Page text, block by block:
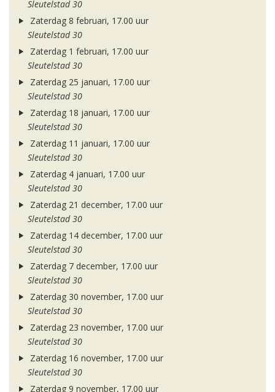
Sleutelstad 30
Zaterdag 8 februari, 17.00 uur
Sleutelstad 30
Zaterdag 1 februari, 17.00 uur
Sleutelstad 30
Zaterdag 25 januari, 17.00 uur
Sleutelstad 30
Zaterdag 18 januari, 17.00 uur
Sleutelstad 30
Zaterdag 11 januari, 17.00 uur
Sleutelstad 30
Zaterdag 4 januari, 17.00 uur
Sleutelstad 30
Zaterdag 21 december, 17.00 uur
Sleutelstad 30
Zaterdag 14 december, 17.00 uur
Sleutelstad 30
Zaterdag 7 december, 17.00 uur
Sleutelstad 30
Zaterdag 30 november, 17.00 uur
Sleutelstad 30
Zaterdag 23 november, 17.00 uur
Sleutelstad 30
Zaterdag 16 november, 17.00 uur
Sleutelstad 30
Zaterdag 9 november, 17.00 uur